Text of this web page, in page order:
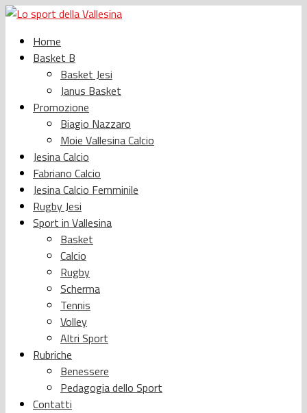
Home
Basket B
Basket Jesi
Janus Basket
Promozione
Biagio Nazzaro
Moie Vallesina Calcio
Jesina Calcio
Fabriano Calcio
Jesina Calcio Femminile
Rugby Jesi
Sport in Vallesina
Basket
Calcio
Rugby
Scherma
Tennis
Volley
Altri Sport
Rubriche
Benessere
Pedagogia dello Sport
Contatti